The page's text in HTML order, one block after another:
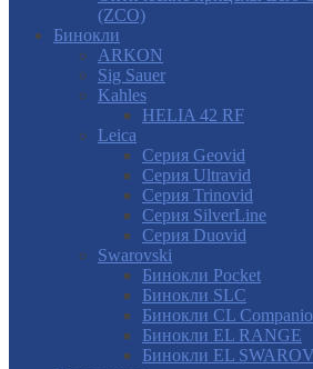
(ZCO)
Бинокли
ARKON
Sig Sauer
Kahles
HELIA 42 RF
Leica
Серия Geovid
Серия Ultravid
Серия Trinovid
Серия SilverLine
Серия Duovid
Swarovski
Бинокли Pocket
Бинокли SLC
Бинокли CL
Бинокли EL RANGE
Бинокли EL